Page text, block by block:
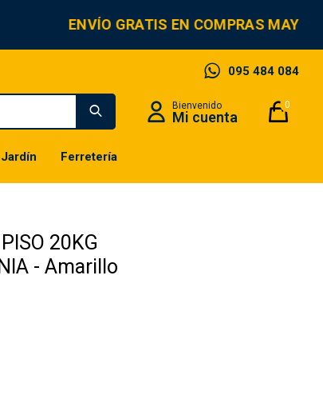
ENVÍO GRATIS EN COMPRAS
Jardín Ferretería
0
095 484 084
20KG
- Amarillo